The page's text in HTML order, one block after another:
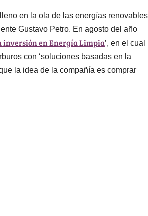
en la ola de las energías renovables
Gustavo Petro. En agosto del año
inversión en Energía Limpia’, en el cual
con ‘soluciones basadas en la
la idea de la compañía es comprar